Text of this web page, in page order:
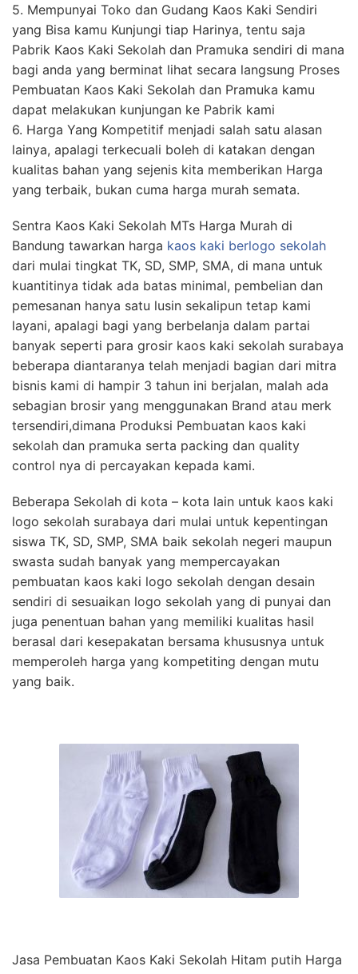
5. Mempunyai Toko dan Gudang Kaos Kaki Sendiri
yang Bisa kamu Kunjungi tiap Harinya, tentu saja
Pabrik Kaos Kaki Sekolah dan Pramuka sendiri di mana
bagi anda yang berminat lihat secara langsung Proses
Pembuatan Kaos Kaki Sekolah dan Pramuka kamu
dapat melakukan kunjungan ke Pabrik kami
6. Harga Yang Kompetitif menjadi salah satu alasan
lainya, apalagi terkecuali boleh di katakan dengan
kualitas bahan yang sejenis kita memberikan Harga
yang terbaik, bukan cuma harga murah semata.
Sentra Kaos Kaki Sekolah MTs Harga Murah di
Bandung tawarkan harga kaos kaki berlogo sekolah
dari mulai tingkat TK, SD, SMP, SMA, di mana untuk
kuantitinya tidak ada batas minimal, pembelian dan
pemesanan hanya satu lusin sekalipun tetap kami
layani, apalagi bagi yang berbelanja dalam partai
banyak seperti para grosir kaos kaki sekolah surabaya
beberapa diantaranya telah menjadi bagian dari mitra
bisnis kami di hampir 3 tahun ini berjalan, malah ada
sebagian brosir yang menggunakan Brand atau merk
tersendiri,dimana Produksi Pembuatan kaos kaki
sekolah dan pramuka serta packing dan quality
control nya di percayakan kepada kami.
Beberapa Sekolah di kota – kota lain untuk kaos kaki
logo sekolah surabaya dari mulai untuk kepentingan
siswa TK, SD, SMP, SMA baik sekolah negeri maupun
swasta sudah banyak yang mempercayakan
pembuatan kaos kaki logo sekolah dengan desain
sendiri di sesuaikan logo sekolah yang di punyai dan
juga penentuan bahan yang memiliki kualitas hasil
berasal dari kesepakatan bersama khususnya untuk
memperoleh harga yang kompetiting dengan mutu
yang baik.
Jasa Pembuatan Kaos Kaki Sekolah Hitam putih Harga